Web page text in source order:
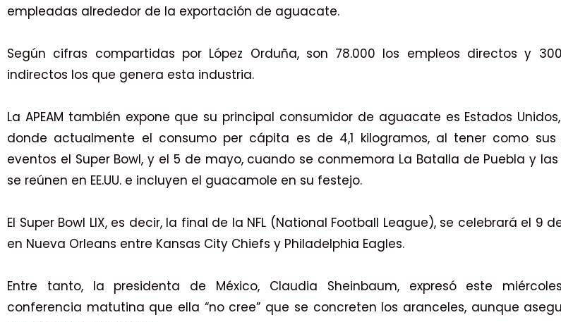
empleadas alrededor de la exportación de aguacate.
Según cifras compartidas por López Orduña, son 78.000 los empleos directos y
indirectos los que genera esta industria.
La APEAM también expone que su principal consumidor de aguacate es Estados
donde actualmente el consumo per cápita es de 4,1 kilogramos, al tener como sus
eventos el Super Bowl, y el 5 de mayo, cuando se conmemora La Batalla de Puebla y
se reúnen en EE.UU. e incluyen el guacamole en su festejo.
El Super Bowl LIX, es decir, la final de la NFL (National Football League), se celebrará el 9
en Nueva Orleans entre Kansas City Chiefs y Philadelphia Eagles.
Entre tanto, la presidenta de México, Claudia Sheinbaum, expresó este
conferencia matutina que ella “no cree” que se concreten los aranceles, aunque